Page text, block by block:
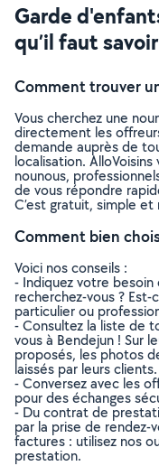
Garde
qu’il faut savoir
Comment trouver
Vous cherchez une
directement les
demande auprès de
localisation.
nounous,
de vous répondre
C’est gratuit, simple
Comment bien
Voici nos conseils :
- Indiquez votre
recherchez-vous ?
particulier ou
- Consultez la liste de
vous à Bendejun ! Sur
proposés, les photos
laissés par leurs clients.
- Conversez avec les
pour des échanges
- Du contrat de
par la prise de rendez-
factures : utilisez nos
prestation.